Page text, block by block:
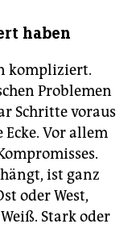
haben
kompliziert.
Problemen
Schritte voraus
Vor allem
ist ganz
oder West,
Stark oder